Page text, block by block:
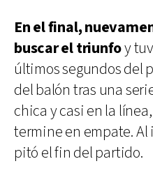
En el final,
buscar el triunfoy
últimos segundos del
del balón tras una
chica y casi en la
termine en empate.
pitó el fin del partido.